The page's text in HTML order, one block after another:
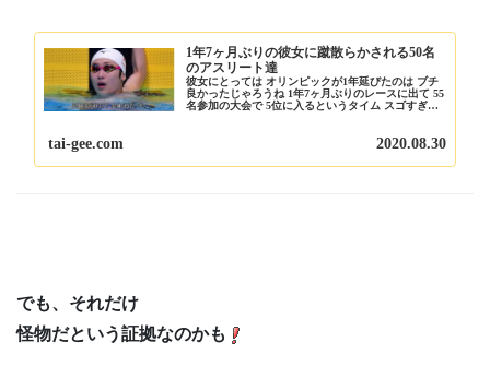
1年7ヶ月ぶりの彼女に蹴散らかされる50名
のアスリート達
彼女にとっては オリンピックが1年延びたのは ブチ
良かったじゃろうね 1年7ヶ月ぶりのレースに出て 55
名参加の大会で 5位に入るというタイム スゴすぎる
tai-gee.com 2020.08.30
でも、それだけ
怪物だという証拠なのかも